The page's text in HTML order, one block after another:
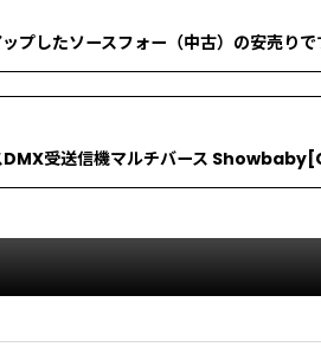
プしたソースフォー（中古）の安売りで
DMX受送信機マルチバース